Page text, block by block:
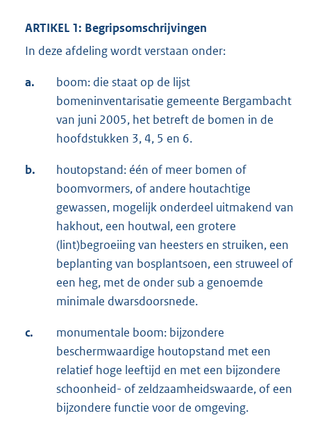
ARTIKEL 1: Begripsomschrijvingen
In deze afdeling wordt verstaan onder:
a.
boom: die staat op de lijst
bomeninventarisatie gemeente Bergambacht
van juni 2005, het betreft de bomen in de
hoofdstukken 3, 4, 5 en 6.
b.
houtopstand: één of meer bomen of
boomvormers, of andere houtachtige
gewassen, mogelijk onderdeel uitmakend van
hakhout, een houtwal, een grotere
(lint)begroeiing van heesters en struiken, een
beplanting van bosplantsoen, een struweel of
een heg, met de onder sub a genoemde
minimale dwarsdoorsnede.
c.
monumentale boom: bijzondere
beschermwaardige houtopstand met een
relatief hoge leeftijd en met een bijzondere
schoonheid- of zeldzaamheidswaarde, of een
bijzondere functie voor de omgeving.